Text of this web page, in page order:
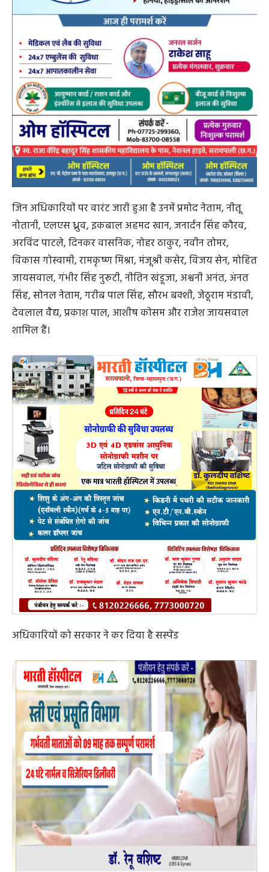
जिन अधिकारियों पर वारंट जारी हुआ है उनमें प्रमोद नेताम, नीतू
नोतानी, एलएस ध्रुव, इकबाल अहमद खान, जनार्दन सिंह कौरव,
अरविंद पाटले, दिनकर वासनिक, नोहर ठाकुर, नवीन तोमर,
विकास गोस्वामी, रामकृष्ण मिश्रा, मंजूश्री कसेर, विजय सेन, मोहित
जायसवाल, गंभीर सिंह नुरूटी, नीतिन खंडूजा, अश्वनी अनंत, अंनत
सिंह, सोनल नेताम, गरीब पाल सिंह, सौरभ बक्शी, जेठूराम मंडावी,
देवलाल वैद्य, प्रकाश पाल, आशीष कोसम और राजेश जायसवाल
शामिल हैं।
अधिकारियों को सरकार ने कर दिया है सस्पेंड